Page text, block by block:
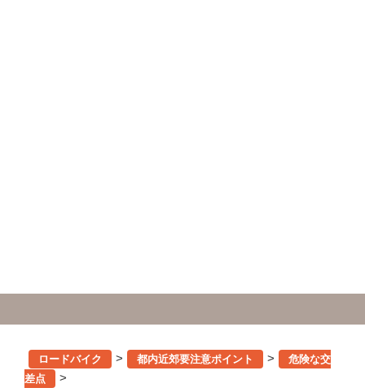
ロードバイク > 都内近郊要注意ポイント >
危険な交
差点
>